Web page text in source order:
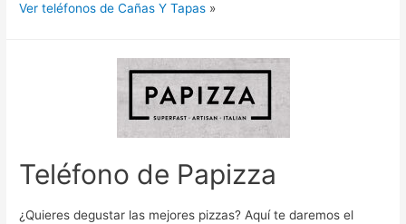
Ver teléfonos de Cañas Y Tapas »
Teléfono de Papizza
¿Quieres degustar las mejores pizzas? Aquí te daremos el